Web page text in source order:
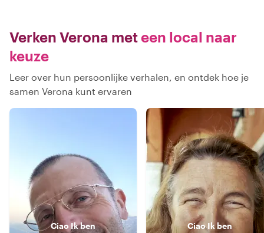
Verken Verona meteen local naar
keuze
Leer over hun persoonlijke verhalen, en ontdek hoe je
samen Verona kunt ervaren
Ciao Ik ben Ciao Ik ben